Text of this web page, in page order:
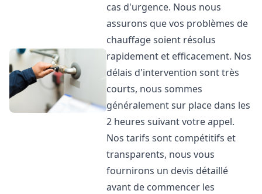
cas d'urgence. Nous nous
assurons que vos problèmes de
chauffage soient résolus
rapidement et efficacement. Nos
délais d'intervention sont très
courts, nous sommes
généralement sur place dans les
2 heures suivant votre appel.
Nos tarifs sont compétitifs et
transparents, nous vous
fournirons un devis détaillé
avant de commencer les